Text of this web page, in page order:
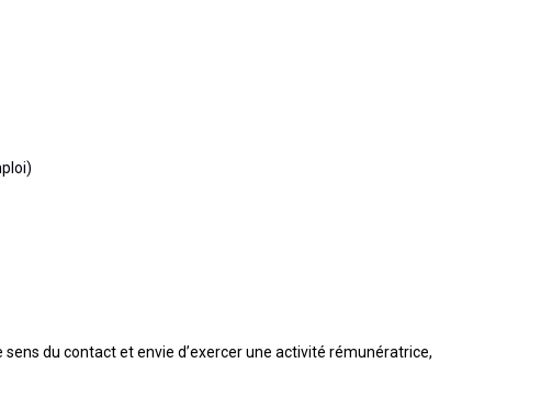
du contact et envie d’exercer une activité rémunératrice,